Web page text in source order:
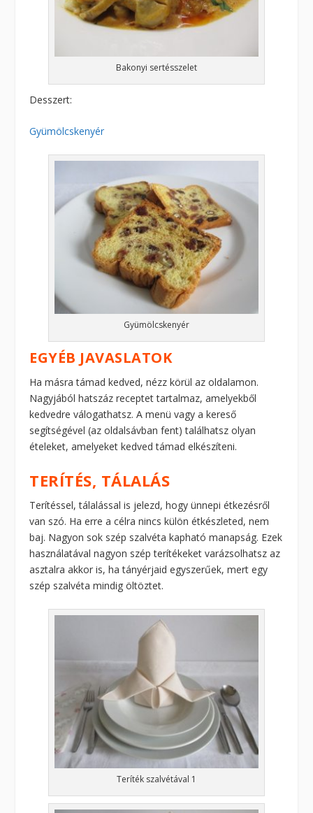
Bakonyi sertésszelet
Desszert:
Gyümölcskenyér
Gyümölcskenyér
EGYÉB JAVASLATOK
Ha másra támad kedved, nézz körül az oldalamon.
Nagyjából hatszáz receptet tartalmaz, amelyekből
kedvedre válogathatsz. A menü vagy a kereső
segítségével (az oldalsávban fent) találhatsz olyan
ételeket, amelyeket kedved támad elkészíteni.
TERÍTÉS, TÁLALÁS
Terítéssel, tálalással is jelezd, hogy ünnepi étkezésről
van szó. Ha erre a célra nincs külön étkészleted, nem
baj. Nagyon sok szép szalvéta kapható manapság. Ezek
használatával nagyon szép terítékeket varázsolhatsz az
asztalra akkor is, ha tányérjaid egyszerűek, mert egy
szép szalvéta mindig öltöztet.
Teríték szalvétával 1